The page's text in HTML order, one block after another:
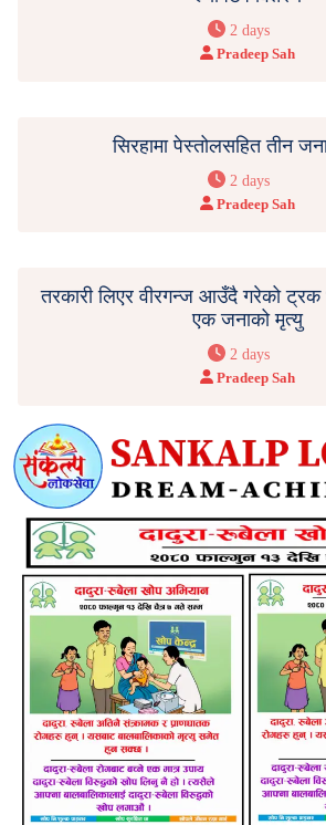
2 days
Pradeep Sah
सिरहामा पेस्तोलसहित तीन
2 days
Pradeep Sah
तरकारी लिएर वीरगन्ज आउँदै गरेको ट्रक
एक जनाको मृत्यु
2 days
Pradeep Sah